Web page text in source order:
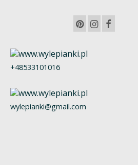
+48533101016
wylepianki@gmail.com